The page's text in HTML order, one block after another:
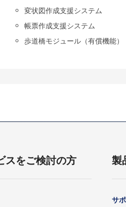
変状図作成支援システム
帳票作成支援システム
歩道橋モジュール（有償機能）
スをご検討の方 製
サ